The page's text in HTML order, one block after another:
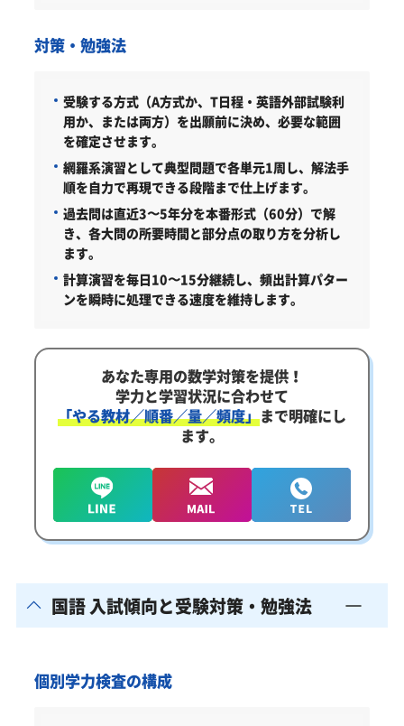
対策・勉強法
受験する方式（A方式か、T日程・英語外部試験利
用か、または両方）を出願前に決め、必要な範囲
を確定させます。
網羅系演習として典型問題で各単元1周し、解法手
順を自力で再現できる段階まで仕上げます。
過去問は直近3〜5年分を本番形式（60分）で解
き、各大問の所要時間と部分点の取り方を分析し
ます。
計算演習を毎日10〜15分継続し、頻出計算パター
ンを瞬時に処理できる速度を維持します。
あなた専用の数学対策を提供！
学力と学習状況に合わせて
「やる教材／順番／量／頻度」まで明確にし
ます。
国語 入試傾向と受験対策・勉強法
個別学力検査の構成